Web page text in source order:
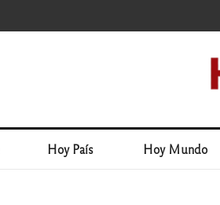
Hoy País Hoy Mundo